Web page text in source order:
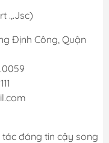
.,.Jsc)
Định Công, Quận
đáng tin cậy song